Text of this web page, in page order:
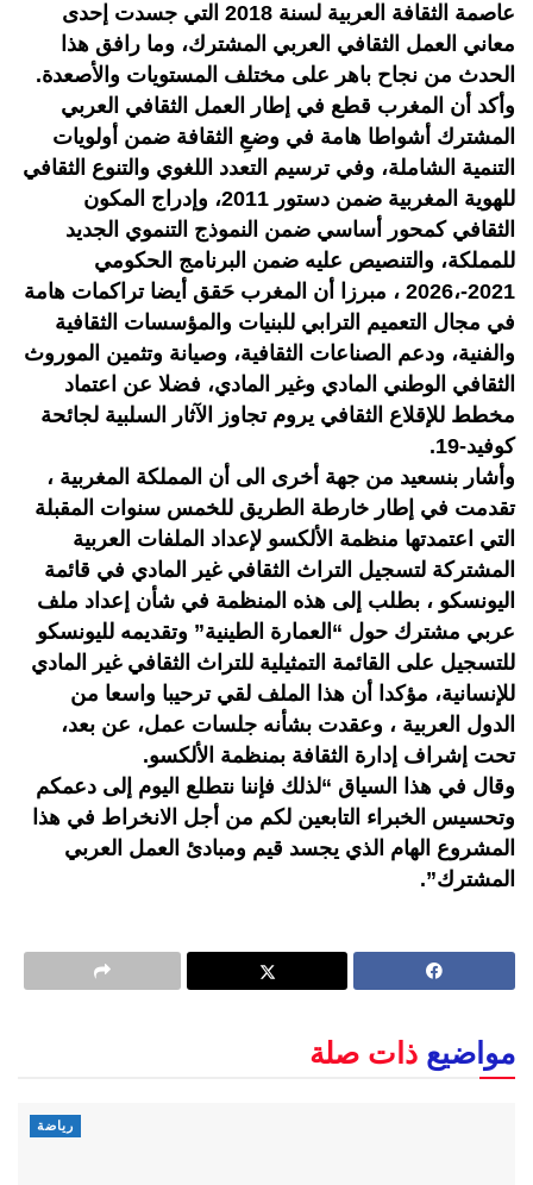
عاصمة الثقافة العربية لسنة 2018 التي جسدت إحدى
معاني العمل الثقافي العربي المشترك، وما رافق هذا
الحدث من نجاح باهر على مختلف المستويات والأصعدة.
وأكد أن المغرب قطع في إطار العمل الثقافي العربي
المشترك أشواطا هامة في وضعِ الثقافة ضمن أولويات
التنمية الشاملة، وفي ترسيم التعدد اللغوي والتنوع الثقافي
للهوية المغربية ضمن دستور 2011، وإدراج المكون
الثقافي كمحور أساسي ضمن النموذج التنموي الجديد
للمملكة، والتنصيص عليه ضمن البرنامج الحكومي
2021-،2026 ، مبرزا أن المغرب حَقق أيضا تراكمات هامة
في مجال التعميم الترابي للبنيات والمؤسسات الثقافية
والفنية، ودعم الصناعات الثقافية، وصيانة وتثمين الموروث
الثقافي الوطني المادي وغير المادي، فضلا عن اعتماد
مخطط للإقلاع الثقافي يروم تجاوز الآثار السلبية لجائحة
كوفيد-19.
وأشار بنسعيد من جهة أخرى الى أن المملكة المغربية ،
تقدمت في إطار خارطة الطريق للخمس سنوات المقبلة
التي اعتمدتها منظمة الألكسو لإعداد الملفات العربية
المشتركة لتسجيل التراث الثقافي غير المادي في قائمة
اليونسكو ، بطلب إلى هذه المنظمة في شأن إعداد ملف
عربي مشترك حول “العمارة الطينية” وتقديمه لليونسكو
للتسجيل على القائمة التمثيلية للتراث الثقافي غير المادي
للإنسانية، مؤكدا أن هذا الملف لقي ترحيبا واسعا من
الدول العربية ، وعقدت بشأنه جلسات عمل، عن بعد،
تحت إشراف إدارة الثقافة بمنظمة الألكسو.
وقال في هذا السياق “لذلك فإننا نتطلع اليوم إلى دعمكم
وتحسيس الخبراء التابعين لكم من أجل الانخراط في هذا
المشروع الهام الذي يجسد قيم ومبادئ العمل العربي
المشترك”.
مواضيع ذات صلة
رياضة